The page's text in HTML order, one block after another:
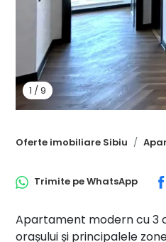
1 / 9
Oferte imobiliare Sibiu
Trimite peWhatsApp
Apartament modern cu 3
orașului și principalele